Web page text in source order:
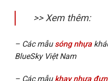
>> Xem thêm:
– Các mẫu sóng nhựa
BlueSky Việt Nam
– Các mẫu khay nhựa